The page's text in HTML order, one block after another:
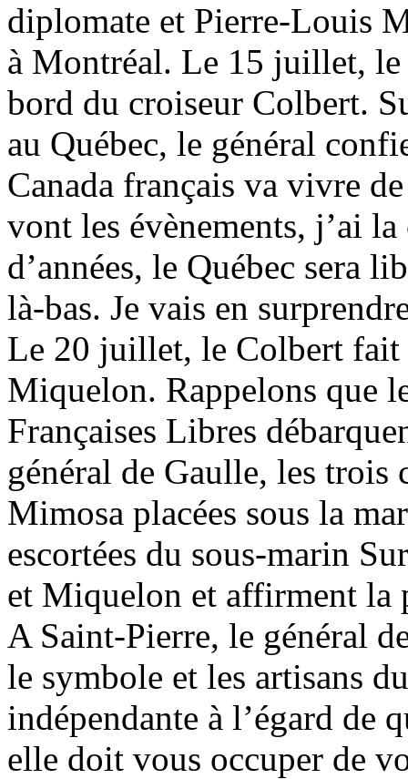
diplomate et Pierre-Louis
à Montréal. Le 15 juillet, le
bord du croiseur Colbert.
au Québec, le général
Canada français va vivre
vont les évènements, j’ai
d’années, le Québec sera
là-bas. Je vais en
Le 20 juillet, le Colbert fait
Miquelon. Rappelons que
Françaises Libres
général de Gaulle, les
Mimosa placées sous la
escortées du sous-marin
et Miquelon et affirment la
A Saint-Pierre, le général
le symbole et les artisans
indépendante à l’égard de
elle doit vous occuper de